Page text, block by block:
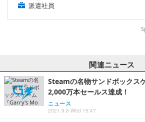
派遣社員
関連ニュース
Steamの名物サンドボックス
2,000万本セールス達成！
ニュース
2021.9.8 Wed 15:47